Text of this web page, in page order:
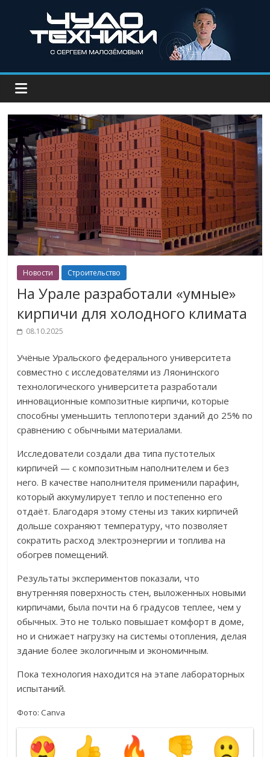
Новости Строительство
На Урале разработали «умные»
кирпичи для холодного климата
08.10.2025
Учёные Уральского федерального университета
совместно с исследователями из Ляонинского
технологического университета разработали
инновационные композитные кирпичи, которые
способны уменьшить теплопотери зданий до 25% по
сравнению с обычными материалами.
Исследователи создали два типа пустотелых
кирпичей — с композитным наполнителем и без
него. В качестве наполнителя применили парафин,
который аккумулирует тепло и постепенно его
отдаёт. Благодаря этому стены из таких кирпичей
дольше сохраняют температуру, что позволяет
сократить расход электроэнергии и топлива на
обогрев помещений.
Результаты экспериментов показали, что
внутренняя поверхность стен, выложенных новыми
кирпичами, была почти на 6 градусов теплее, чем у
обычных. Это не только повышает комфорт в доме,
но и снижает нагрузку на системы отопления, делая
здание более экологичным и экономичным.
Пока технология находится на этапе лабораторных
испытаний.
Фото: Canva